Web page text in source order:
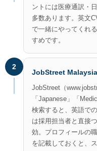
ントには医療通訳・
多数あります。英文
で一緒にやってくれ
すめです。
2
JobStreet
JobStreet（
「Japanese」「
検索すると、英語で
は採用担当者と直接
効。プロフィールの
を記載しておくと、